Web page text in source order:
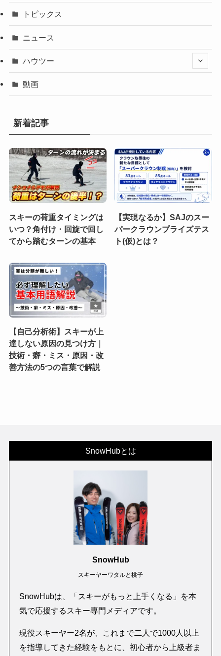
トピックス
ニュース
ハウツー
動画
新着記事
スキーの荷重タイミングは
いつ？角付け・回旋で回し
てから踏むターンの基本
【実現なるか】SAJのスー
パークラウンプライズテス
ト(仮)とは？
【自己分析術】スキーが上
達しない原因の見つけ方｜
技術・癖・ミス・原因・改
善方法の5つの言葉で解説
SnowHubとは
SnowHub
スキーヤーワタルと桃子
SnowHubは、「スキーがもっと上手くなる」を本
気で応援するスキー専門メディアです。
現役スキーヤー2名が、これまで二人で1000人以上
を指導してきた経験をもとに、初心者から上級者ま